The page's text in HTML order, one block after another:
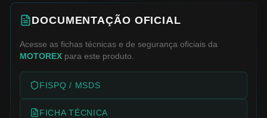
DOCUMENTAÇÃO OFICIAL
Acesse as fichas técnicas e de segurança oficiais da
MOTOREX para este produto.
FISPQ / MSDS
FICHA TÉCNICA